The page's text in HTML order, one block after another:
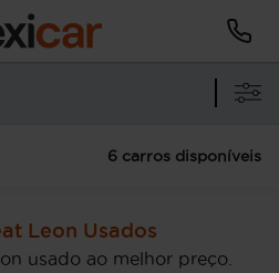
6 carros disponíveis
Leon Usados
usado ao melhor preço.